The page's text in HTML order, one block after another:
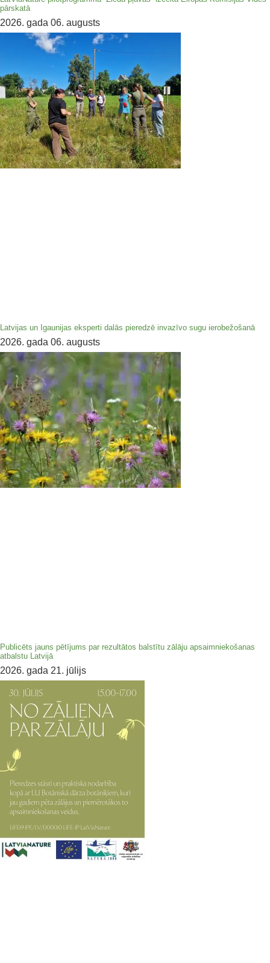
pārskatā
2026. gada 06. augusts
Latvijas un Igaunijas eksperti dalās pieredzē invazīvo sugu ierobežošanā
2026. gada 06. augusts
Publicēts jauns pētījums par rezultātos balstītu zālāju apsaimniekošanas
atbalstu Latvijā
2026. gada 21. jūlijs